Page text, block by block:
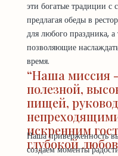
эти богатые традиции с
предлагая обеды в
для любого праздника,
позволяющие
время.
“Наша миссия
полезной,
пищей,
искренним
глубокой
Наша приверженность
создаем моменты